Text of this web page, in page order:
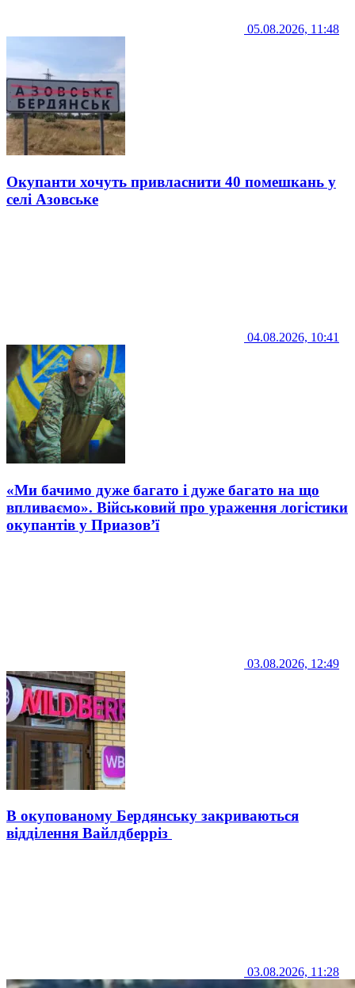
05.08.2026, 11:48
Окупанти хочуть привласнити 40 помешкань у
селі Азовське
04.08.2026, 10:41
«Ми бачимо дуже багато і дуже багато на що
впливаємо». Військовий про ураження логістики
окупантів у Приазов’ї
03.08.2026, 12:49
В окупованому Бердянську закриваються
відділення Вайлдберріз
03.08.2026, 11:28